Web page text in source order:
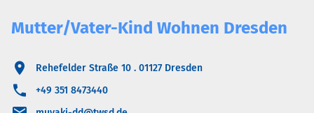
Mutter/Vater-Kind Wohnen Dresden
Rehefelder Straße 10 . 01127 Dresden
+49 351 8473440